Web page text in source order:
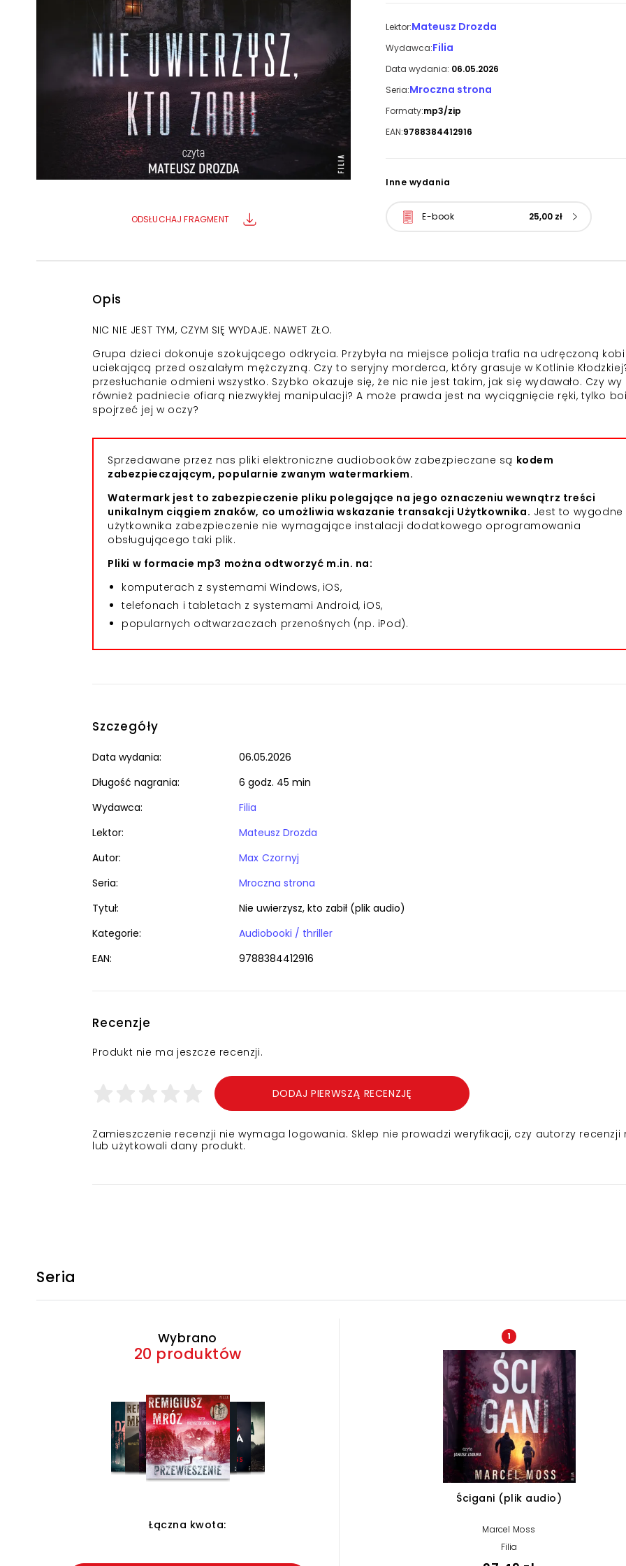
ODSŁUCHAJ FRAGMENT
Lektor:Mateusz Drozda
Wydawca:Filia
Data wydania: 06.05.2026
Seria:Mroczna strona
Formaty:mp3/zip
EAN:9788384412916
Inne wydania
E-book 25,00 zł
Opis
NIC NIE JEST TYM, CZYM SIĘ WYDAJE. NAWET ZŁO.
Grupa dzieci dokonuje szokującego odkrycia. Przybyła na miejsce policja trafia na udręczoną
uciekającą przed oszalałym mężczyzną. Czy to seryjny morderca, który grasuje w Kotlinie
przesłuchanie odmieni wszystko. Szybko okazuje się, że nic nie jest takim, jak się wydawało. Czy wy
również padniecie ofiarą niezwykłej manipulacji? A może prawda jest na wyciągnięcie ręki, tylko
spojrzeć jej w oczy?
Sprzedawane przez nas pliki elektroniczne audiobooków zabezpieczane są kodem
zabezpieczającym, popularnie zwanym watermarkiem.
Watermark jest to zabezpieczenie pliku polegające na jego oznaczeniu wewnątrz treści
unikalnym ciągiem znaków, co umożliwia wskazanie transakcji Użytkownika. Jest to wygodne
użytkownika zabezpieczenie nie wymagające instalacji dodatkowego oprogramowania
obsługującego taki plik.
Pliki w formacie mp3 można odtworzyć m.in. na:
komputerach z systemami Windows, iOS,
telefonach i tabletach z systemami Android, iOS,
popularnych odtwarzaczach przenośnych (np. iPod).
Szczegóły
Data wydania:
06.05.2026
Długość nagrania:
6 godz. 45 min
Wydawca:
Filia
Lektor:
Mateusz Drozda
Autor:
Max Czornyj
Seria:
Mroczna strona
Tytuł:
Nie uwierzysz, kto zabił (plik audio)
Kategorie:
Audiobooki / thriller
EAN:
9788384412916
Recenzje
Produkt nie ma jeszcze recenzji.
DODAJ PIERWSZĄ RECENZJĘ
Zamieszczenie recenzji nie wymaga logowania. Sklep nie prowadzi weryfikacji, czy autorzy recenzji
lub użytkowali dany produkt.
Seria
Wybrano
20 produktów
Łączna kwota:
1
Ścigani (plik audio)
Marcel Moss
Filia
Pomoc w czytaniu
Podkreślenie linków